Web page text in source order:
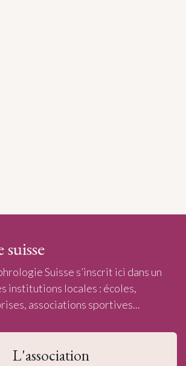
Suisse s’inscrit ici dans un
institutions locales : écoles,
associations sportives...
L'association